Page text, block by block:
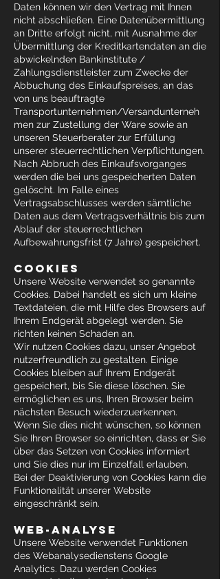
Daten können wir den Vertrag mit Ihnen
nicht abschließen. Eine Datenübermittlung
an Dritte erfolgt nicht, mit Ausnahme der
Übermittlung der Kreditkartendaten an die
abwickelnden Bankinstitute /
Zahlungsdienstleister zum Zwecke der
Abbuchung des Einkaufspreises, an das
von uns beauftragte
Transportunternehmen/Versandunterneh
men zur Zustellung der Ware sowie an
unseren Steuerberater zur Erfüllung
unserer steuerrechtlichen Verpflichtungen.
Nach Abbruch des Einkaufsvorganges
werden die bei uns gespeicherten Daten
gelöscht. Im Falle eines
Vertragsabschlusses werden sämtliche
Daten aus dem Vertragsverhältnis bis zum
Ablauf der steuerrechtlichen
Aufbewahrungsfrist (7 Jahre) gespeichert.
COOKIES
Unsere Website verwendet so genannte
Cookies. Dabei handelt es sich um kleine
Textdateien, die mit Hilfe des Browsers auf
Ihrem Endgerät abgelegt werden. Sie
richten keinen Schaden an.
Wir nutzen Cookies dazu, unser Angebot
nutzerfreundlich zu gestalten. Einige
Cookies bleiben auf Ihrem Endgerät
gespeichert, bis Sie diese löschen. Sie
ermöglichen es uns, Ihren Browser beim
nächsten Besuch wiederzuerkennen.
Wenn Sie dies nicht wünschen, so können
Sie Ihren Browser so einrichten, dass er Sie
über das Setzen von Cookies informiert
und Sie dies nur im Einzelfall erlauben.
Bei der Deaktivierung von Cookies kann die
Funktionalität unserer Website
eingeschränkt sein.
WEB-ANALYSE
Unsere Website verwendet Funktionen
des Webanalysedienstens Google
Analytics. Dazu werden Cookies